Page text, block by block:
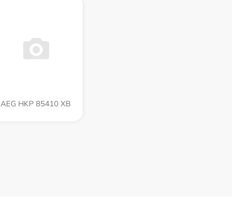
AEG HKP 85410 XB